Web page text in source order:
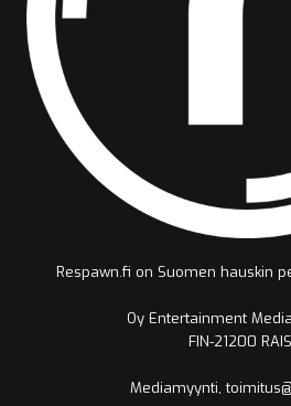
Respawn.fi on Suomen hauskin
Oy Entertainment
FIN-21200
Mediamyynti,